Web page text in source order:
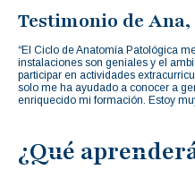
Testimonio de Ana,
“El Ciclo de Anatomía Patológica
instalaciones son geniales y el
participar en actividades
solo me ha ayudado a conocer a
enriquecido mi formación. Estoy
¿Qué